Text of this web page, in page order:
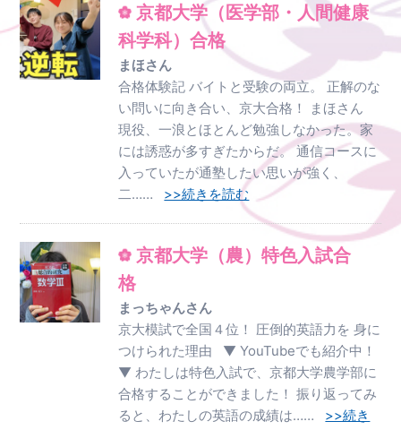
京都大学（医学部・人間健康
科学科）合格
まほさん
合格体験記 バイトと受験の両立。 正解のな
い問いに向き合い、京大合格！ まほさん
現役、一浪とほとんど勉強しなかった。家
には誘惑が多すぎたからだ。 通信コースに
入っていたが通塾したい思いが強く、
二…… >>続きを読む
京都大学（農）特色入試合
格
まっちゃんさん
京大模試で全国４位！ 圧倒的英語力を 身に
つけられた理由 ▼ YouTubeでも紹介中！
▼ わたしは特色入試で、京都大学農学部に
合格することができました！ 振り返ってみ
ると、わたしの英語の成績は…… >>続き